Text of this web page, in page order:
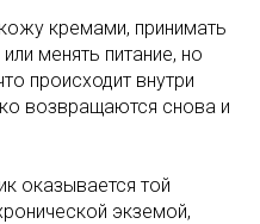
кремами, принимать
менять питание, но
происходит внутри
возвращаются снова и
оказывается той
экземой,